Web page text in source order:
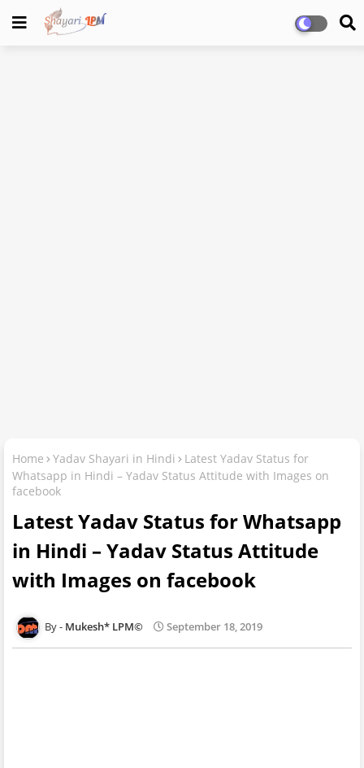
Home Yadav Shayari in Hindi
Latest Yadav Status for
Whatsapp in Hindi – Yadav Status Attitude with Images on
facebook
Latest Yadav Status for Whatsapp
in Hindi – Yadav Status Attitude
with Images on facebook
Mukesh* LPM© September 18, 2019